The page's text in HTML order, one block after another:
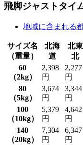
飛脚ジャストタイ
地域に含まれる
サイズ名
（重量）
北海
道
北東
北
60
（2kg）
2,398
円
2,277
円
80
（5kg）
3,674
円
3,344
円
100
（10kg）
5,379
円
4,642
円
140
（20kg）
7,304
円
6,347
円